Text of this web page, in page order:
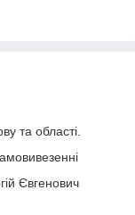
та області.
Євгенович